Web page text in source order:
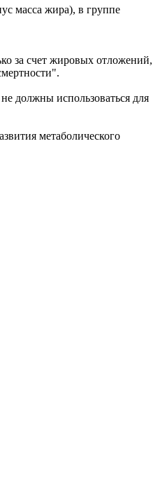
масса жира), в группе
за счет жировых отложений,
должны использоваться для
метаболического